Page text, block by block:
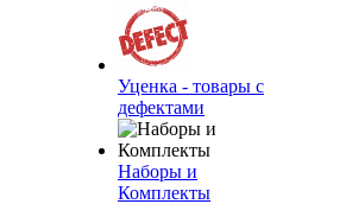
Уценка - товары с
дефектами
Наборы и
Комплекты